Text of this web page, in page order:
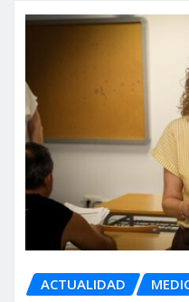
ACTUALIDAD